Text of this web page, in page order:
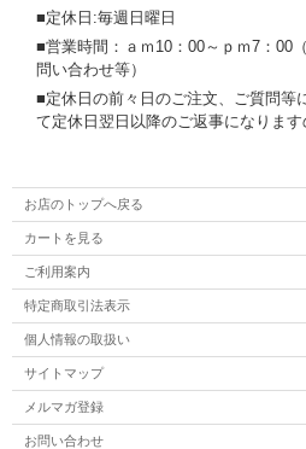
■定休日:毎週日曜日
■営業時間：ａｍ10：00～ｐｍ7：00
問い合わせ等）
■定休日の前々日のご注文、ご質問等
て定休日翌日以降のご返事になります
お店のトップへ戻る
カートを見る
ご利用案内
特定商取引法表示
個人情報の取扱い
サイトマップ
メルマガ登録
お問い合わせ